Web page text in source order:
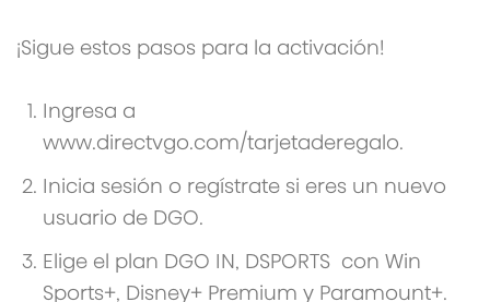
¡Sigue estos pasos para la activación!
Ingresa a
www.directvgo.com/tarjetaderegalo.
Inicia sesión o regístrate si eres un nuevo
usuario de DGO.
Elige el plan DGO IN, DSPORTS con Win
Sports+, Disney+ Premium y Paramount+.